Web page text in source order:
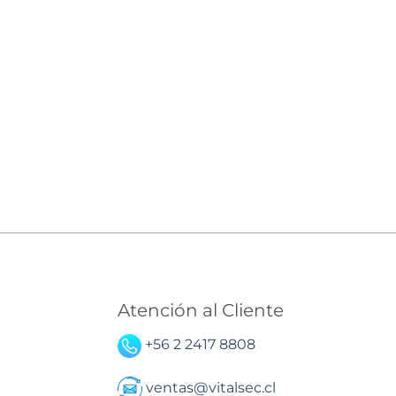
Atención al Cliente
+56 2 2417 8808
ventas@vitalsec.cl